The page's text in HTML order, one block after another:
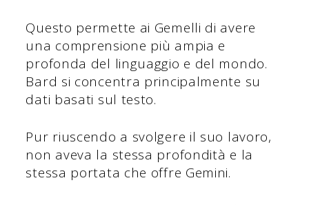
Questo permette ai Gemelli di avere
una comprensione più ampia e
profonda del linguaggio e del mondo.
Bard si concentra principalmente su
dati basati sul testo.
Pur riuscendo a svolgere il suo lavoro,
non aveva la stessa profondità e la
stessa portata che offre Gemini.